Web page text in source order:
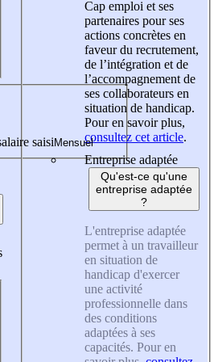
saisi
Cap emploi et ses
partenaires pour ses
actions concrètes en
faveur du recrutement,
de l’intégration et de
l’accompagnement de
ses collaborateurs en
situation de handicap.
Pour en savoir plus,
consultez cet article.
Entreprise adaptée
Qu'est-ce qu'une
entreprise adaptée
?
L'entreprise adaptée
permet à un travailleur
en situation de
handicap d'exercer
une activité
professionnelle dans
des conditions
adaptées à ses
capacités. Pour en